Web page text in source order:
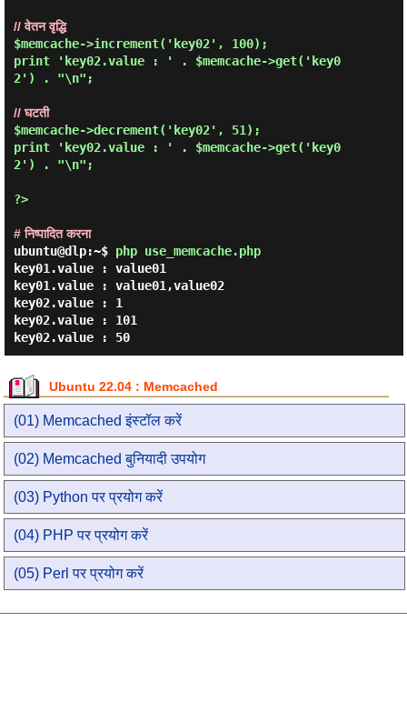
// वेतन वृद्धि
$memcache->increment('key02', 100);
print 'key02.value : ' . $memcache->get('key0
2') . "\n";
// घटती
$memcache->decrement('key02', 51);
print 'key02.value : ' . $memcache->get('key0
2') . "\n";
?>
# निष्पादित करना
ubuntu@dlp:~$ php use_memcache.php
key01.value : value01
key01.value : value01,value02
key02.value : 1
key02.value : 101
key02.value : 50
Ubuntu 22.04 : Memcached
(01) Memcached इंस्टॉल करें
(02) Memcached बुनियादी उपयोग
(03) Python पर प्रयोग करें
(04) PHP पर प्रयोग करें
(05) Perl पर प्रयोग करें